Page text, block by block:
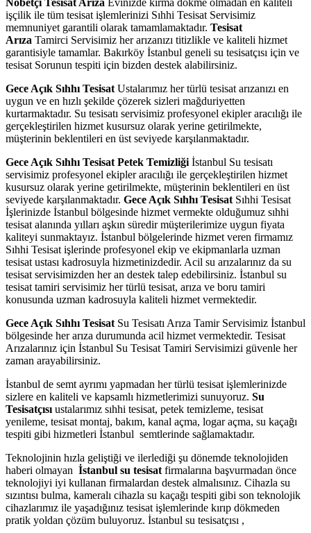
Nöbetçi Tesisat Arıza Evinizde kırma dökme olmadan en kaliteli
işçilik ile tüm tesisat işlemlerinizi Sıhhi Tesisat Servisimiz
memnuniyet garantili olarak tamamlamaktadır. Tesisat
Arıza Tamirci Servisimiz her arızanızı titizlikle ve kaliteli hizmet
garantisiyle tamamlar. Bakırköy İstanbul geneli su tesisatçısı için ve
tesisat Sorunun tespiti için bizden destek alabilirsiniz.
Gece Açık Sıhhı Tesisat Ustalarımız her türlü tesisat arızanızı en
uygun ve en hızlı şekilde çözerek sizleri mağduriyetten
kurtarmaktadır. Su tesisatı servisimiz profesyonel ekipler aracılığı ile
gerçekleştirilen hizmet kusursuz olarak yerine getirilmekte,
müşterinin beklentileri en üst seviyede karşılanmaktadır.
Gece Açık Sıhhı Tesisat Petek Temizliği İstanbul Su tesisatı
servisimiz profesyonel ekipler aracılığı ile gerçekleştirilen hizmet
kusursuz olarak yerine getirilmekte, müşterinin beklentileri en üst
seviyede karşılanmaktadır. Gece Açık Sıhhı Tesisat Sıhhi Tesisat
İşlerinizde İstanbul bölgesinde hizmet vermekte olduğumuz sıhhi
tesisat alanında yılları aşkın süredir müşterilerimize uygun fiyata
kaliteyi sunmaktayız. İstanbul bölgelerinde hizmet veren firmamız
Sıhhi Tesisat işlerinde profesyonel ekip ve ekipmanlarla uzman
tesisat ustası kadrosuyla hizmetinizdedir. Acil su arızalarınız da su
tesisat servisimizden her an destek talep edebilirsiniz. İstanbul su
tesisat tamiri servisimiz her türlü tesisat, arıza ve boru tamiri
konusunda uzman kadrosuyla kaliteli hizmet vermektedir.
Gece Açık Sıhhı Tesisat Su Tesisatı Arıza Tamir Servisimiz İstanbul
bölgesinde her arıza durumunda acil hizmet vermektedir. Tesisat
Arızalarınız için İstanbul Su Tesisat Tamiri Servisimizi güvenle her
zaman arayabilirsiniz.
İstanbul de semt ayrımı yapmadan her türlü tesisat işlemlerinizde
sizlere en kaliteli ve kapsamlı hizmetlerimizi sunuyoruz. Su
Tesisatçısı ustalarımız sıhhi tesisat, petek temizleme, tesisat
yenileme, tesisat montaj, bakım, kanal açma, logar açma, su kaçağı
tespiti gibi hizmetleri İstanbul semtlerinde sağlamaktadır.
Teknolojinin hızla geliştiği ve ilerlediği şu dönemde teknolojiden
haberi olmayan İstanbul su tesisat firmalarına başvurmadan önce
teknolojiyi iyi kullanan firmalardan destek almalısınız. Cihazla su
sızıntısı bulma, kameralı cihazla su kaçağı tespiti gibi son teknolojik
cihazlarımız ile yaşadığınız tesisat işlemlerinde kırıp dökmeden
pratik yoldan çözüm buluyoruz. İstanbul su tesisatçısı ,